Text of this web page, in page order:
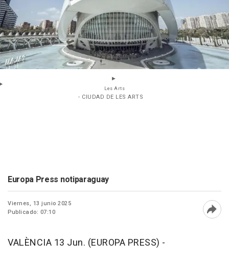
Les Arts
- CIUDAD DE LES ARTS
Europa Press notiparaguay
Viernes, 13 junio 2025
Publicado: 07:10
VALÈNCIA 13 Jun. (EUROPA PRESS) -